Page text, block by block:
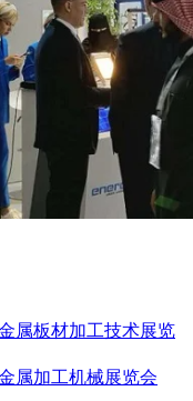
属板材加工技术展览
属加工机械展览会